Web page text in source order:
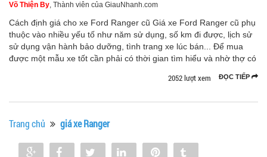
Võ Thiện By, Thành viên của GiauNhanh.com
Cách định giá cho xe Ford Ranger cũ Giá xe Ford Ranger cũ phụ
thuộc vào nhiều yếu tố như năm sử dụng, số km đi được, lịch sử
sử dụng vận hành bảo dưỡng, tình trang xe lúc bán... Để mua
được một mẫu xe tốt cần phải có thời gian tìm hiểu và nhờ thợ có
ĐỌC TIẾP
2052 lượt xem
Trang chủ giá xe Ranger
Share Share Tweet Share